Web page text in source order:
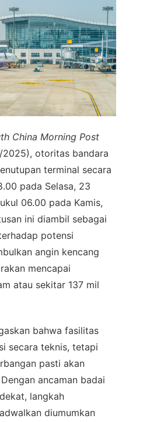
China Morning Post
2025), otoritas bandara
terminal secara
pada Selasa, 23
06.00 pada Kamis,
ini diambil sebagai
potensi
angin kencang
mencapai
atau sekitar 137 mil
bahwa fasilitas
secara teknis, tetapi
pasti akan
ancaman badai
langkah
diumumkan